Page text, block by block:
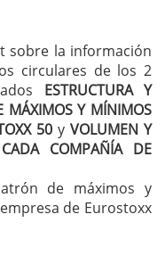
sobre la información
circulares de los 2
ESTRUCTURA Y
MÁXIMOS Y MÍNIMOS
50y VOLUMEN Y
COMPAÑÍA DE
de máximos y
de Eurostoxx